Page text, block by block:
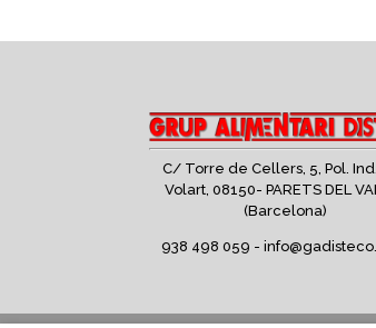
C/ Torre de Cellers, 5, Pol.
Volart, 08150- PARETS DEL
(Barcelona)
938 498 059 -